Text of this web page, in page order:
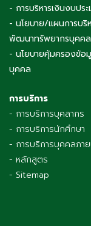
- การบริหารเงินงบปร
- นโยบาย/แผนการบริ
พัฒนาทรัพยากรบุคคล
- นโยบายคุ้มครองข้อ
บุคคล
การบริการ
- การบริการบุคลากร
- การบริการนักศึกษา
- การบริการบุคคลภา
- หลักสูตร
- Sitemap